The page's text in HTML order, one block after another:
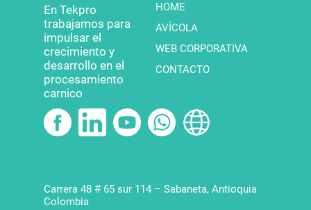
En Tekpro
trabajamos para
impulsar el
crecimiento y
desarrollo en el
procesamiento
carnico
HOME
AVÍCOLA
WEB CORPORATIVA
CONTACTO
tratamiento de datos
Política de garantías
Carrera 48 # 65 sur 114 – Sabaneta, Antioquia
Colombia